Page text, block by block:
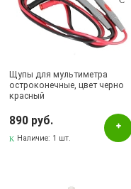
Щупы для мультиметра
остроконечные, цвет черно
красный
890 руб.
Наличие: 1 шт.